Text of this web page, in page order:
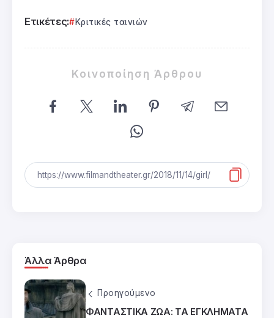
Ετικέτες: Κριτικές ταινιών
Κοινοποίηση Άρθρου
Άλλα Άρθρα
Προηγούμενο
ΦΑΝΤΑΣΤΙΚΑ ΖΩΑ: ΤΑ ΕΓΚΛΗΜΑΤΑ